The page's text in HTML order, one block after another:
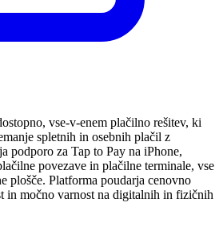
vse-v-enem plačilno rešitev, ki
spletnih in osebnih plačil z
podporo za Tap to Pay na iPhone,
povezave in plačilne terminale, vse
plošče. Platforma poudarja cenovno
in močno varnost na digitalnih in fizičnih